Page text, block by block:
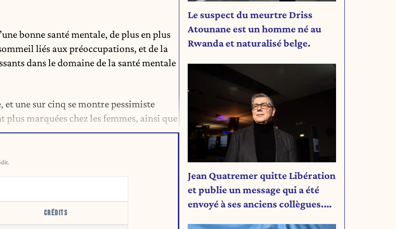
bonne santé mentale, de plus en plus
liés aux préoccupations, et de la
dans le domaine de la santé mentale
et une sur cinq se montre pessimiste
marquées chez les femmes, ainsi que
revenus.
CRÉDITS
Le suspect du meurtre Driss
Atounane est un homme né au
Rwanda et naturalisé belge.
Jean Quatremer quitte Libération
et publie un message qui a été
envoyé à ses anciens collègues.